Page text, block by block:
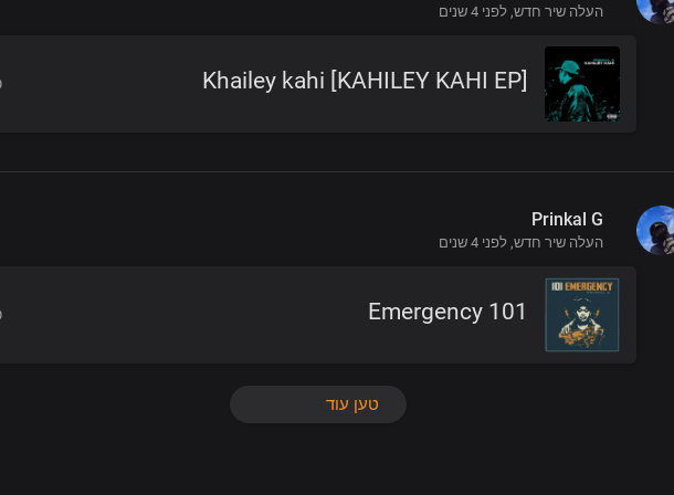
העלה שיר חדש, לפני 4 שנים
Khailey kahi [KAHILEY KAHI EP]
Prinkal G
העלה שיר חדש, לפני 4 שנים
101 Emergency
טען עוד